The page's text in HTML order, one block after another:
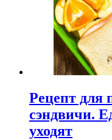
Рецепт для
сэндвичи.
уходят